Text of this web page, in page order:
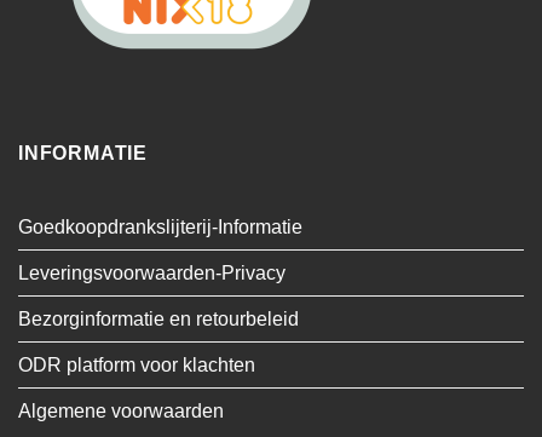
INFORMATIE
Goedkoopdrankslijterij-Informatie
Leveringsvoorwaarden-Privacy
Bezorginformatie en retourbeleid
ODR platform voor klachten
Algemene voorwaarden